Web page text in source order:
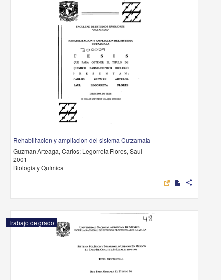
Rehabilitacion y ampliacion del sistema Cutzamala
Guzman Arteaga, Carlos; Legorreta Flores, Saul
2001
Biología y Química
share
Trabajo de grado